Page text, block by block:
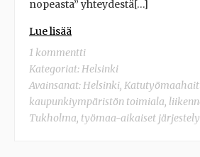
nopeasta” yhteydestä[…]
Lue lisää
1 kommentti
Kategoriat:Helsinki
Avainsanat:Helsinki,
kaupunkiympäristön toimiala,
Tukholma, työmaa-aikaiset